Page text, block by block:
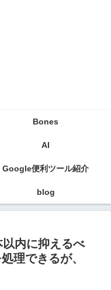
Bones
AI
Google便利ツール紹介
blog
内に抑えるべ
理できるが、